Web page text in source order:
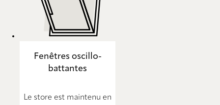
Fenêtres oscillo-
battantes
Le store est maintenu en